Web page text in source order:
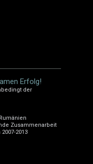
Erfolg!
der
Zusammenarbeit
2013